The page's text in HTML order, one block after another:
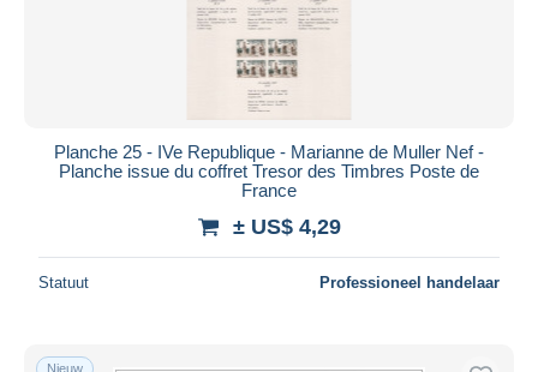
Planche 25 - IVe Republique - Marianne de Muller Nef -
Planche issue du coffret Tresor des Timbres Poste de
France
± US$ 4,29
Statuut Professioneel handelaar
Nieuw